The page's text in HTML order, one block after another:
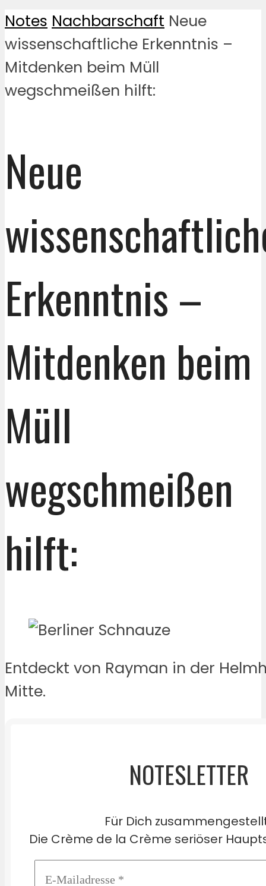
Notes Nachbarschaft Neue
wissenschaftliche Erkenntnis –
Mitdenken beim Müll
wegschmeißen hilft:
Neue
Erkenntnis –
Mitdenken beim
Müll
wegschmeißen
hilft:
Entdeckt von Rayman in der
Mitte.
NOTESLETTER
Für Dich
Die Crème de la Crème seriöser